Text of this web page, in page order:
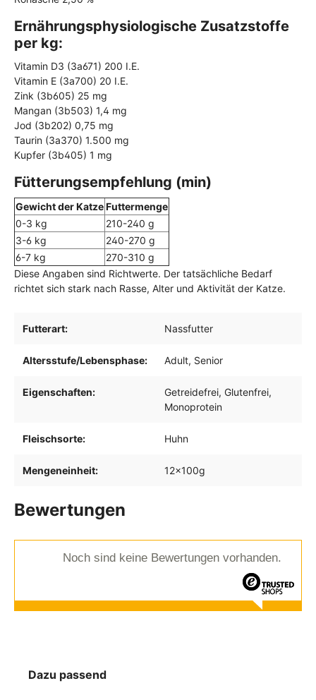
Ernährungsphysiologische Zusatzstoffe
per kg:
Vitamin D3 (3a671) 200 I.E.
Vitamin E (3a700) 20 I.E.
Zink (3b605) 25 mg
Mangan (3b503) 1,4 mg
Jod (3b202) 0,75 mg
Taurin (3a370) 1.500 mg
Kupfer (3b405) 1 mg
Fütterungsempfehlung (min)
Gewicht der KatzeFuttermenge
0-3 kg
210-240 g
3-6 kg
240-270 g
6-7 kg
270-310 g
Diese Angaben sind Richtwerte. Der tatsächliche Bedarf
richtet sich stark nach Rasse, Alter und Aktivität der Katze.
Futterart: Nassfutter
Altersstufe/Lebensphase: Adult, Senior
Eigenschaften: Getreidefrei, Glutenfrei,
Monoprotein
Fleischsorte: Huhn
Mengeneinheit: 12x100g
Bewertungen
Noch sind keine Bewertungen vorhanden.
Dazu passend